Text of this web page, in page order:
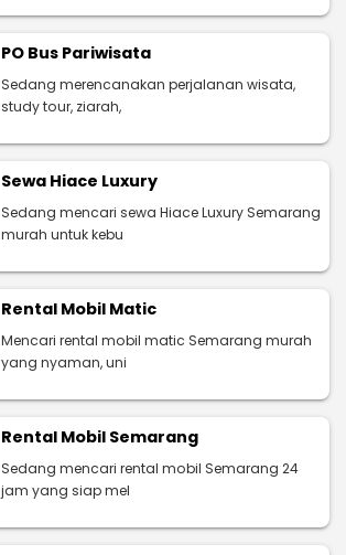
PO Bus Pariwisata
Sedang merencanakan perjalanan wisata,
study tour, ziarah,
Sewa Hiace Luxury
Sedang mencari sewa Hiace Luxury Semarang
murah untuk kebu
Rental Mobil Matic
Mencari rental mobil matic Semarang murah
yang nyaman, uni
Rental Mobil Semarang
Sedang mencari rental mobil Semarang 24
jam yang siap mel